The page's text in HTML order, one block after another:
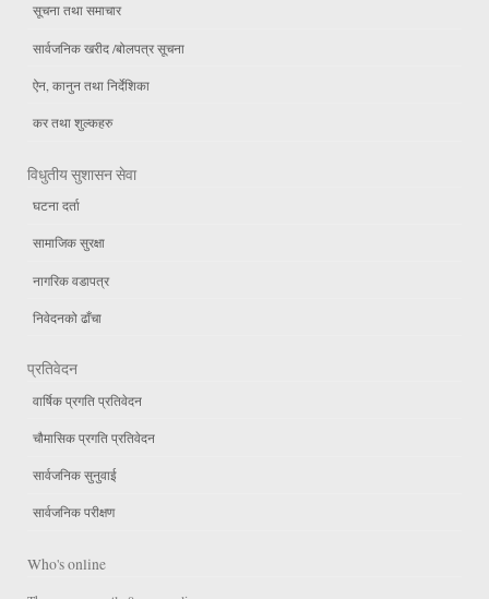
सूचना तथा समाचार
सार्वजनिक खरीद /बोलपत्र सूचना
ऐन, कानुन तथा निर्देशिका
कर तथा शुल्कहरु
विधुतीय सुशासन सेवा
घटना दर्ता
सामाजिक सुरक्षा
नागरिक वडापत्र
निवेदनको ढाँचा
प्रतिवेदन
वार्षिक प्रगति प्रतिवेदन
चौमासिक प्रगति प्रतिवेदन
सार्वजनिक सुनुवाई
सार्वजनिक परीक्षण
Who's online